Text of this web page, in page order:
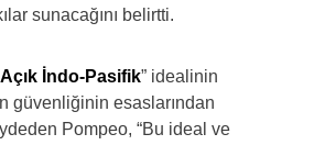
sunacağını belirtti.
İndo-Pasifik” idealinin
güvenliğinin esaslarından
Pompeo, “Bu ideal ve